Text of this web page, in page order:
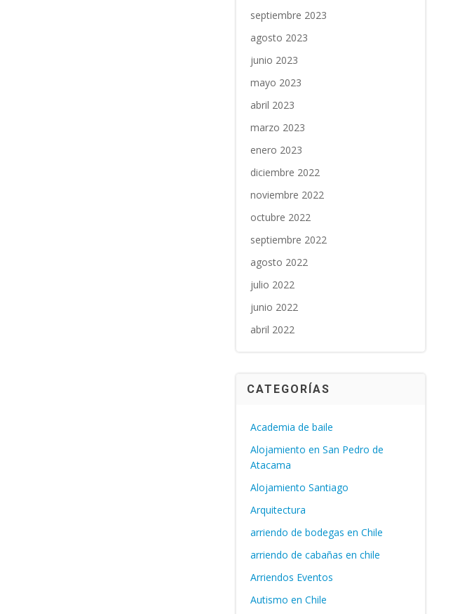
septiembre 2023
agosto 2023
junio 2023
mayo 2023
abril 2023
marzo 2023
enero 2023
diciembre 2022
noviembre 2022
octubre 2022
septiembre 2022
agosto 2022
julio 2022
junio 2022
abril 2022
CATEGORÍAS
Academia de baile
Alojamiento en San Pedro de
Atacama
Alojamiento Santiago
Arquitectura
arriendo de bodegas en Chile
arriendo de cabañas en chile
Arriendos Eventos
Autismo en Chile